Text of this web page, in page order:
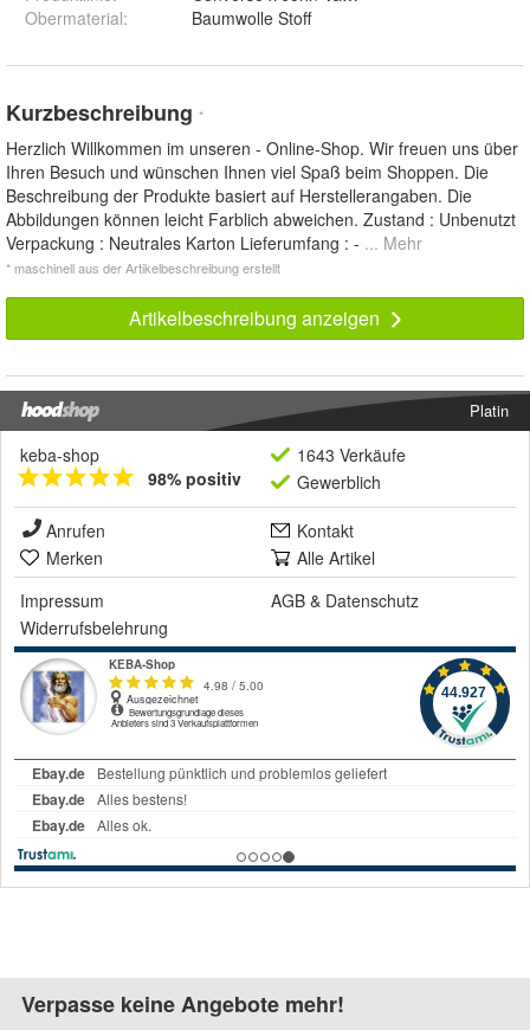
Obermaterial: Baumwolle Stoff
Kurzbeschreibung *
Herzlich Willkommen im unseren - Online-Shop. Wir freuen uns über
Ihren Besuch und wünschen Ihnen viel Spaß beim Shoppen. Die
Beschreibung der Produkte basiert auf Herstellerangaben. Die
Abbildungen können leicht Farblich abweichen. Zustand : Unbenutzt
Verpackung : Neutrales Karton Lieferumfang : - ... Mehr
* maschinell aus der Artikelbeschreibung erstellt
Artikelbeschreibung anzeigen
Platin
keba-shop
98% positiv
1643 Verkäufe
Gewerblich
Anrufen
Kontakt
Merken
Alle Artikel
Impressum
AGB & Datenschutz
Widerrufsbelehrung
Verpasse keine Angebote mehr!